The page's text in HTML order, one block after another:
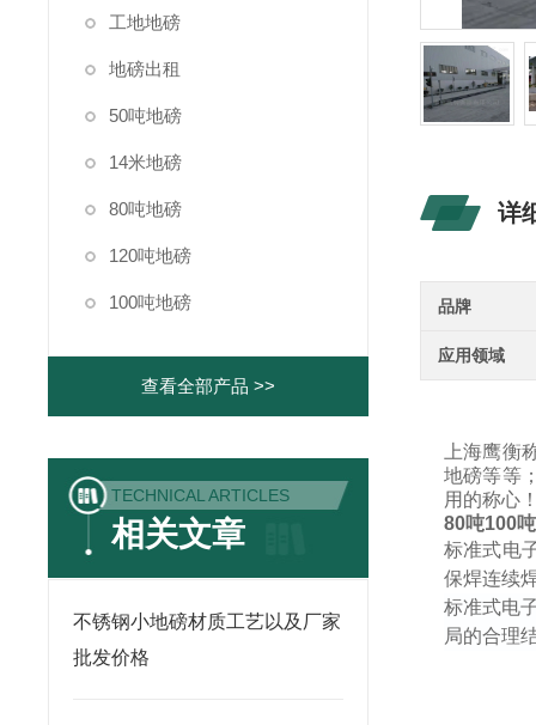
工地地磅
地磅出租
50吨地磅
14米地磅
80吨地磅
120吨地磅
100吨地磅
查看全部产品 >>
TECHNICAL ARTICLES
相关文章
不锈钢小地磅材质工艺以及厂家
批发价格
详
品牌
应用领域
上海鹰衡
地磅等等
用的称心
80吨100吨
标准式电
保焊连续
标准式电
局的合理